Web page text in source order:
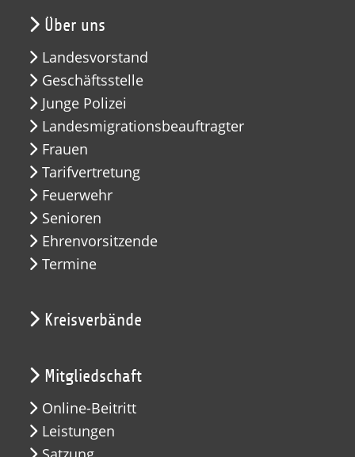
Über uns
Landesvorstand
Geschäftsstelle
Junge Polizei
Landesmigrationsbeauftragter
Frauen
Tarifvertretung
Feuerwehr
Senioren
Ehrenvorsitzende
Termine
Kreisverbände
Mitgliedschaft
Online-Beitritt
Leistungen